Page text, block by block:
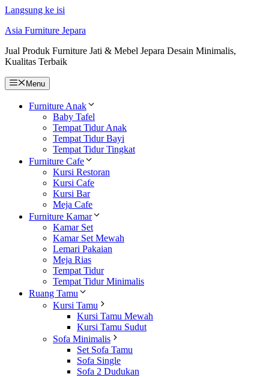
Langsung ke isi
Asia Furniture Jepara
Jual Produk Furniture Jati & Mebel Jepara Desain Minimalis,
Kualitas Terbaik
Menu
Furniture Anak
Baby Tafel
Tempat Tidur Anak
Tempat Tidur Bayi
Tempat Tidur Tingkat
Furniture Cafe
Kursi Restoran
Kursi Cafe
Kursi Bar
Meja Cafe
Furniture Kamar
Kamar Set
Kamar Set Mewah
Lemari Pakaian
Meja Rias
Tempat Tidur
Tempat Tidur Minimalis
Ruang Tamu
Kursi Tamu
Kursi Tamu Mewah
Kursi Tamu Sudut
Sofa Minimalis
Set Sofa Tamu
Sofa Single
Sofa 2 Dudukan